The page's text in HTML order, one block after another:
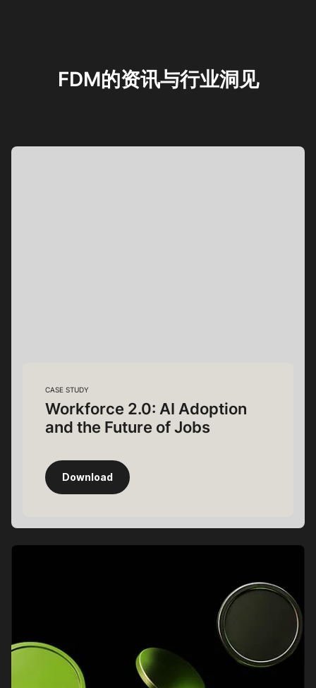
FDM的资讯与行业洞见
CASE STUDY
Workforce 2.0: AI Adoption
and the Future of Jobs
Download